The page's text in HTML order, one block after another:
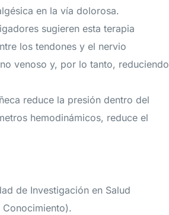
en la vía dolorosa.
sugieren esta terapia
los tendones y el nervio
venoso y, por lo tanto, reduciendo
reduce la presión dentro del
hemodinámicos, reduce el
de Investigación en Salud
Conocimiento).